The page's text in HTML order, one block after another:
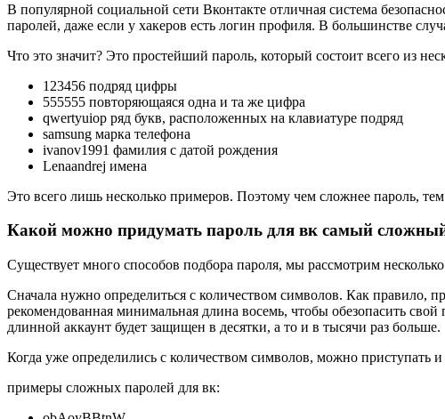
В популярной социальной сети Вконтакте отличная система
паролей, даже если у хакеров есть логин профиля. В большинстве
Что это значит? Это простейший пароль, который состоит всего из
123456 подряд цифры
555555 повторяющаяся одна и та же цифра
qwertyuiop ряд букв, расположенных на клавиатуре подряд
samsung марка телефона
ivanov1991 фамилия с датой рождения
Lenaandrej имена
Это всего лишь несколько примеров. Поэтому чем сложнее пароль,
Какой можно придумать пароль для вк самый
Существует много способов подбора пароля, мы рассмотрим
Сначала нужно определиться с количеством символов. Как правило,
рекомендованная минимальная длина восемь, чтобы обезопасить
длинной аккаунт будет защищен в десятки, а то и в тысячи раз больше.
Когда уже определились с количеством символов, можно приступать
примеры сложных паролей для вк: